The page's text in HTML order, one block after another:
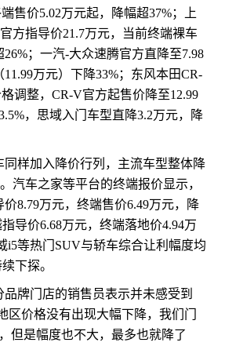
售价5.02万元起，降幅超37%；上
方指导价21.7万元，当前终端裸车
；一汽-大众速腾官方直降至7.98
万元）下降33%；东风本田CR-
调整，CR-V官方起售价降至12.99
，思域入门车型直降3.2万元，降
样加入降价行列，主流车型整体降
汽车之家等平台的终端报价显示，
8.79万元，终端售价6.49万元，降
导价6.68万元，终端落地价4.94万
i5等热门SUV与轿车综合让利幅度均
下探。
门店的销售员表示并未感受到
区价格没有出现大幅下降，我们门
但是幅度也不大，最多也就降了